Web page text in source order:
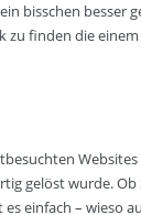
bisschen besser
zu finden die
gelöst wurde.
einfach – wieso